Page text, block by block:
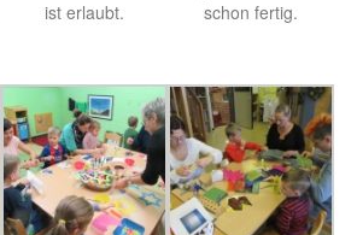
ist erlaubt.
schon fertig.